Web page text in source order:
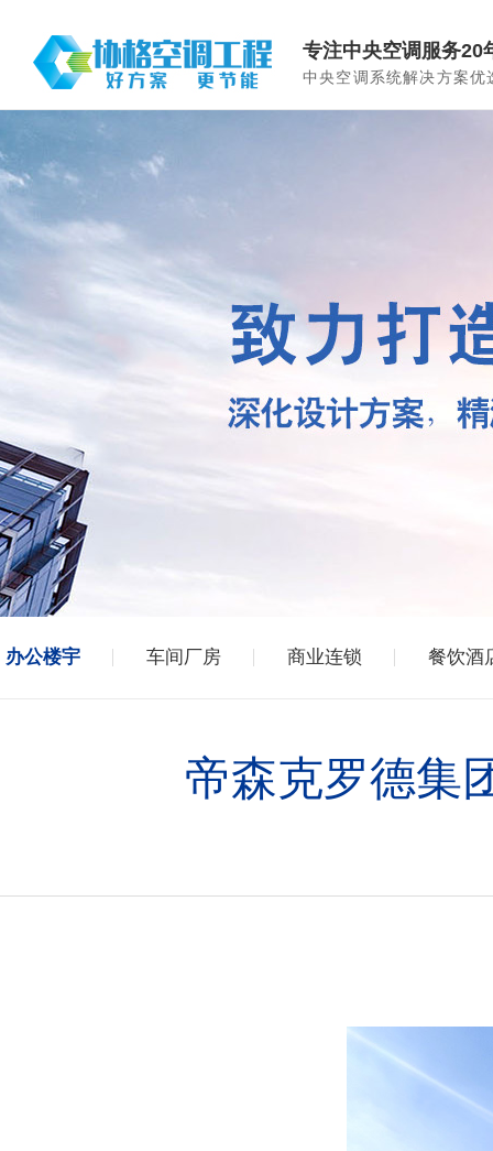
专注中央空调服务20
中央空调系统解决方案优
办公楼宇 车间厂房 商业连锁 餐饮酒
帝森克罗德集